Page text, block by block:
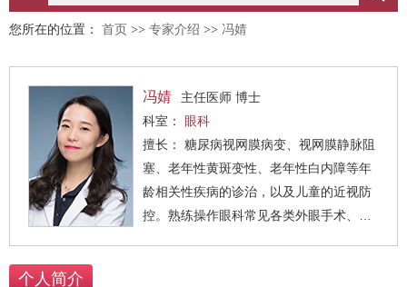
您所在的位置： 首页 >> 专家介绍 >> 冯婧
冯婧
主任医师 博士
科室： 眼科
擅长： 糖尿病视网膜病变、视网膜静脉阻
塞、老年性黄斑变性、老年性白内障等年
龄相关性疾病的诊治，以及儿童的近视防
控。熟练操作眼科常见各类外眼手术、各
个人简介